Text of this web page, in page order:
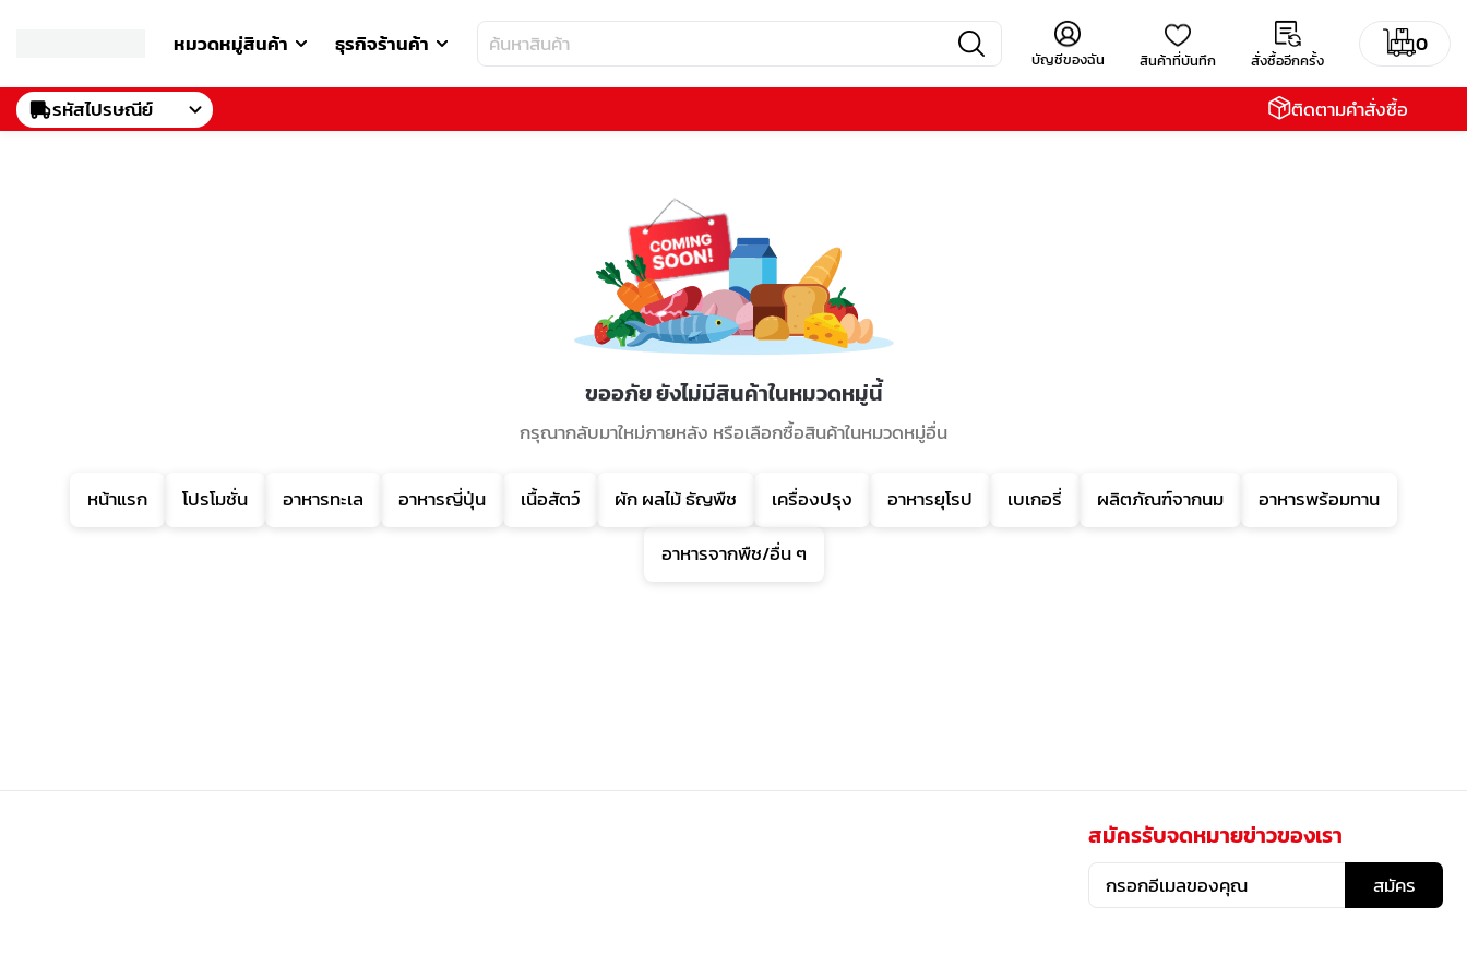
หมวดหมู่สินค้า ธุรกิจร้านค้า
บัญชีของฉัน สินค้าที่บันทึก สั่งซื้ออีกครั้ง
0
รหัสไปรษณีย์ ติดตามคำสั่งซื้อ
ขออภัย ยังไม่มีสินค้าในหมวดหมู่นี้
กรุณากลับมาใหม่ภายหลัง หรือเลือกซื้อสินค้าในหมวดหมู่อื่น
หน้าแรก โปรโมชั่น อาหารทะเล อาหารญี่ปุ่น เนื้อสัตว์ ผัก ผลไม้ ธัญพืช เครื่องปรุง อาหารยุโรป เบเกอรี่ ผลิตภัณฑ์จากนม
อาหารพร้อมทาน
อาหารจากพืช/อื่น ๆ
สมัครรับจดหมายข่าวของเรา
สมัคร